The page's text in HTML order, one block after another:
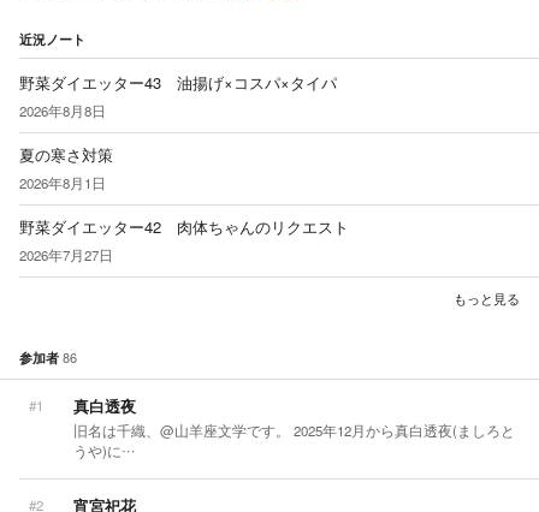
近況ノート
野菜ダイエッター43 油揚げ×コスパ×タイパ
2026年8月8日
夏の寒さ対策
2026年8月1日
野菜ダイエッター42 肉体ちゃんのリクエスト
2026年7月27日
もっと見る
参加者 86
#1 真白透夜
旧名は千織、@山羊座文学です。 2025年12月から真白透夜(ましろと
うや)に…
#2 宵宮祀花